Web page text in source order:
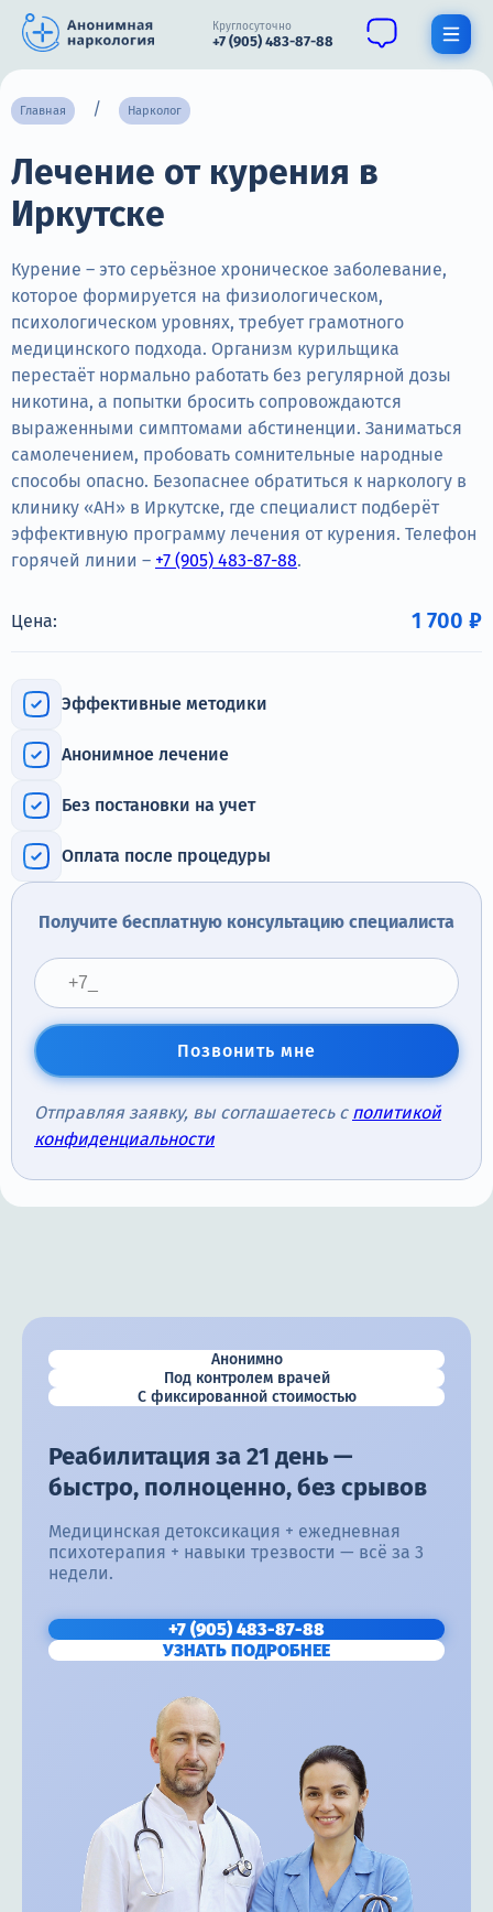
Круглосуточно
+7 (905) 483-87-88
О нас
Наркомания
Нарколог
Стационар
Психиатрия
Цены
Терапия
Контакты
+7 (905) 483-87-88
Адрес call-центра
Иркутск, улица Марата, 22
Главная Нарколог
Лечение от курения в
Иркутске
Курение – это серьёзное хроническое заболевание,
которое формируется на физиологическом,
психологическом уровнях, требует грамотного
медицинского подхода. Организм курильщика
перестаёт нормально работать без регулярной дозы
никотина, а попытки бросить сопровождаются
выраженными симптомами абстиненции. Заниматься
самолечением, пробовать сомнительные народные
способы опасно. Безопаснее обратиться к наркологу в
клинику «АН» в Иркутске, где специалист подберёт
эффективную программу лечения от курения. Телефон
горячей линии – +7 (905) 483-87-88.
Цена: 1 700 ₽
Эффективные методики
Анонимное лечение
Без постановки на учет
Оплата после процедуры
Получите бесплатную консультацию специалиста
Позвонить мне
Отправляя заявку, вы соглашаетесь с политикой
конфиденциальности
Анонимно
Под контролем врачей
С фиксированной стоимостью
Реабилитация за 21 день —
быстро, полноценно, без срывов
Медицинская детоксикация + ежедневная
психотерапия + навыки трезвости — всё за 3
недели.
+7 (905) 483-87-88
УЗНАТЬ ПОДРОБНЕЕ